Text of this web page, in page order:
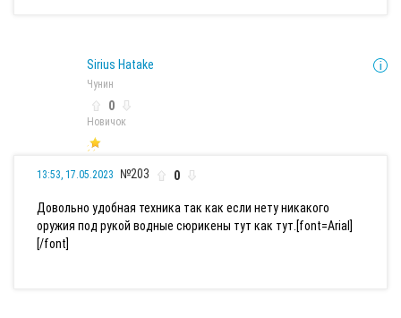
Sirius Hatake
Чунин
0
Новичок
13:53, 17.05.2023 №203 0
Довольно удобная техника так как если нету никакого
оружия под рукой водные сюрикены тут как тут.[font=Arial]
[/font]